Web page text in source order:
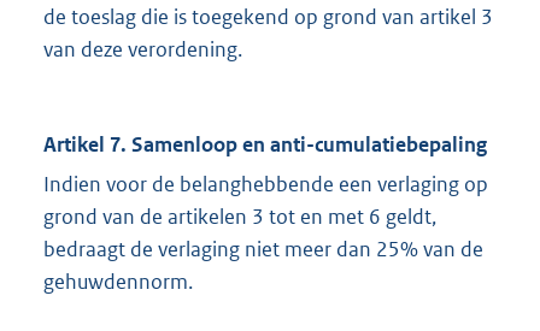
de toeslag die is toegekend op grond van artikel 3
van deze verordening.
Artikel 7. Samenloop en anti-cumulatiebepaling
Indien voor de belanghebbende een verlaging op
grond van de artikelen 3 tot en met 6 geldt,
bedraagt de verlaging niet meer dan 25% van de
gehuwdennorm.